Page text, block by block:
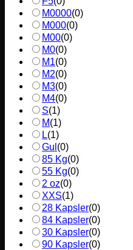
M0000(0)
M000(0)
M00(0)
M0(0)
M1(0)
M2(0)
M3(0)
M4(0)
S(1)
M(1)
L(1)
Gul (0)
85 Kg(0)
55 Kg(0)
2 oz(0)
XXS(1)
28 Kapsler(0)
84 Kapsler(0)
30 Kapsler(0)
90 Kapsler(0)